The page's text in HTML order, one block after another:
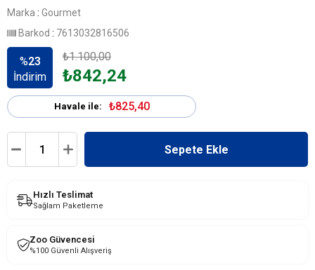
Marka : Gourmet
Barkod : 7613032816506
%23
İndirim
₺1.100,00
₺842,24
Havale ile: ₺825,40
Hızlı Teslimat
Sağlam Paketleme
Zoo Güvencesi
%100 Güvenli Alışveriş